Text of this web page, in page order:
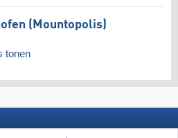
(Mountopolis)
tonen